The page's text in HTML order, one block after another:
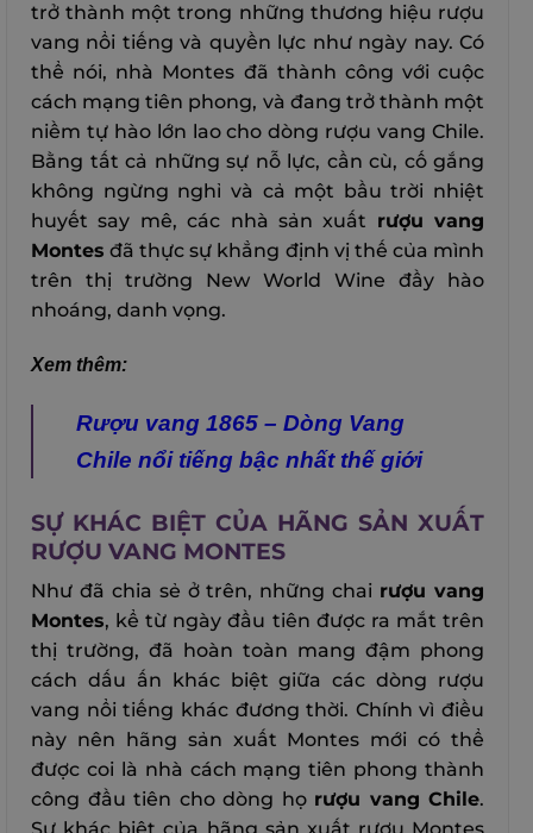
trở thành một trong những thương hiệu rượu
vang nổi tiếng và quyền lực như ngày nay. Có
thể nói, nhà Montes đã thành công với cuộc
cách mạng tiên phong, và đang trở thành một
niềm tự hào lớn lao cho dòng rượu vang Chile.
Bằng tất cả những sự nỗ lực, cần cù, cố gắng
không ngừng nghỉ và cả một bầu trời nhiệt
huyết say mê, các nhà sản xuất rượu vang
Montes đã thực sự khẳng định vị thế của mình
trên thị trường New World Wine đầy hào
nhoáng, danh vọng.
Xem thêm:
Rượu vang 1865 – Dòng Vang
Chile nổi tiếng bậc nhất thế giới
SỰ KHÁC BIỆT CỦA HÃNG SẢN XUẤT
RƯỢU VANG MONTES
Như đã chia sẻ ở trên, những chai rượu vang
Montes, kể từ ngày đầu tiên được ra mắt trên
thị trường, đã hoàn toàn mang đậm phong
cách dấu ấn khác biệt giữa các dòng rượu
vang nổi tiếng khác đương thời. Chính vì điều
này nên hãng sản xuất Montes mới có thể
được coi là nhà cách mạng tiên phong thành
công đầu tiên cho dòng họ rượu vang Chile.